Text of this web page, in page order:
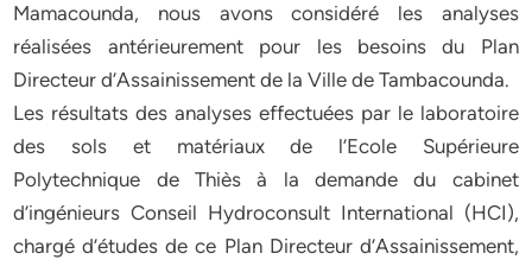
Mamacounda, nous avons considéré les analyses
réalisées antérieurement pour les besoins du Plan
Directeur d’Assainissement de la Ville de Tambacounda.
Les résultats des analyses effectuées par le laboratoire
des sols et matériaux de l’Ecole Supérieure
Polytechnique de Thiès à la demande du cabinet
d’ingénieurs Conseil Hydroconsult International (HCI),
chargé d’études de ce Plan Directeur d’Assainissement,